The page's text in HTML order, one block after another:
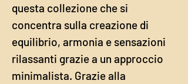
questa collezione che si
concentra sulla creazione di
equilibrio, armonia e sensazioni
rilassanti grazie a un approccio
minimalista. Grazie alla